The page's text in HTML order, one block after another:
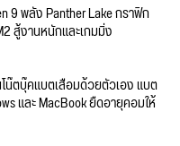
9 พลัง Panther Lake กราฟิก
สู้งานหนักและเกมมิ่ง
ตบุ๊คแบตเสื่อมด้วยตัวเอง แบต
และ MacBook ยืดอายุคอมให้